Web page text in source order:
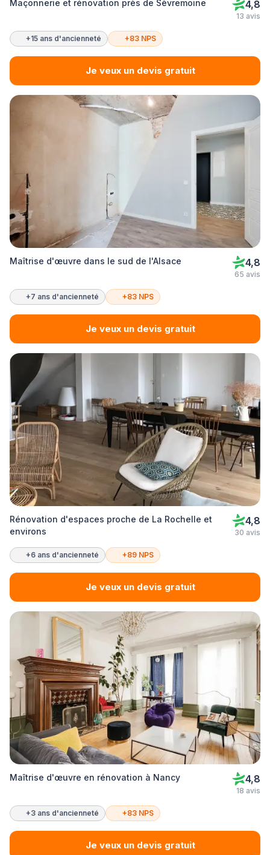
Maçonnerie et rénovation près de Sèvremoine 4,8
13 avis
+15 ans d'ancienneté +83 NPS
Je veux un devis gratuit
Maîtrise d'œuvre dans le sud de l'Alsace 4,8
65 avis
+7 ans d'ancienneté +83 NPS
Je veux un devis gratuit
Rénovation d'espaces proche de La Rochelle et
environs
4,8
30 avis
+6 ans d'ancienneté +89 NPS
Je veux un devis gratuit
Maîtrise d'œuvre en rénovation à Nancy 4,8
18 avis
+3 ans d'ancienneté +83 NPS
Je veux un devis gratuit